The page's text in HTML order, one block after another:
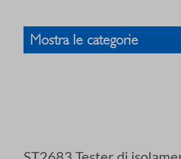
Mostra le categorie